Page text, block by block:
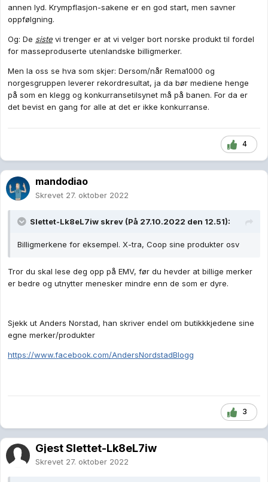
annen lyd. Krympflasjon-sakene er en god start, men savner
oppfølgning.
Og: De siste vi trenger er at vi velger bort norske produkt til fordel
for masseproduserte utenlandske billigmerker.
Men la oss se hva som skjer: Dersom/når Rema1000 og
norgesgruppen leverer rekordresultat, ja da bør mediene henge
på som en klegg og konkurransetilsynet må på banen. For da er
det bevist en gang for alle at det er ikke konkurranse.
4
mandodiao
Skrevet 27. oktober 2022
Slettet-Lk8eL7iw skrev (På 27.10.2022 den 12.51):
Billigmerkene for eksempel. X-tra, Coop sine produkter osv
Tror du skal lese deg opp på EMV, før du hevder at billige merker
er bedre og utnytter menesker mindre enn de som er dyre.
Sjekk ut Anders Norstad, han skriver endel om butikkkjedene sine
egne merker/produkter
https://www.facebook.com/AndersNordstadBlogg
3
Gjest Slettet-Lk8eL7iw
Skrevet 27. oktober 2022